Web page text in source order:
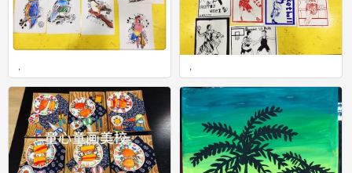
，
0
，
0